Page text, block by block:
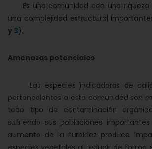
Es una comunidad con una riqueza
una complejidad estructural
y 3).
Amenazas potenciales
Las especies indicadoras de
pertenecientes a esta comunidad son
todo tipo de contaminación
sufriendo sus poblaciones importantes
aumento de la turbidez produce
especies vegetales al reducir de forma